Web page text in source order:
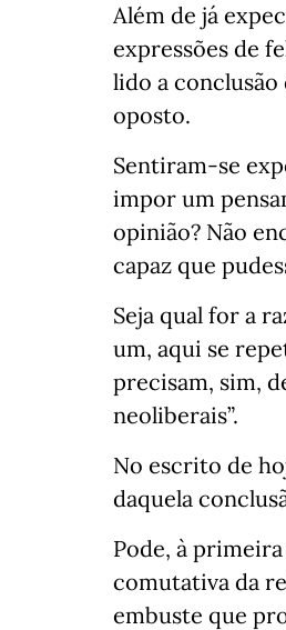
Além de já
expressões de
lido a
oposto.
Sentiram-se
impor um
opinião? Não
capaz que
Seja qual for a
um, aqui se
precisam, sim,
neoliberais”.
No escrito de
daquela
Pode, à
comutativa da
embuste que